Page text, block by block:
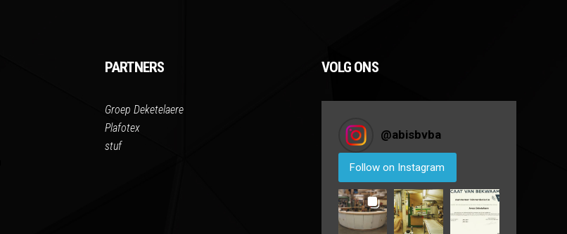
PARTNERS
Groep Deketelaere
Plafotex
stuf
VOLG ONS
@abisbvba
Follow on Instagram